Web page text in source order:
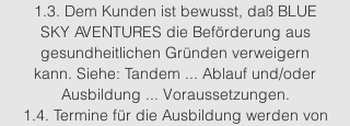
1.3. Dem Kunden ist bewusst, daß BLUE
SKY AVENTURES die Beförderung aus
gesundheitlichen Gründen verweigern
kann. Siehe: Tandem ... Ablauf und/oder
Ausbildung ... Voraussetzungen.
1.4. Termine für die Ausbildung werden von